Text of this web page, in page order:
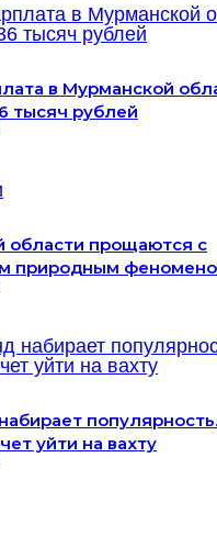
в Мурманской
тысяч рублей
области прощаются с
природным
популярность.
уйти на вахту